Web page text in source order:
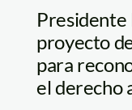
Presidente
proyecto
para
el derecho